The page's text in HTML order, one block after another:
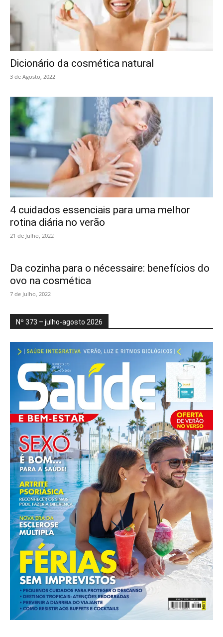
Dicionário da cosmética natural
3 de Agosto, 2022
4 cuidados essenciais para uma melhor
rotina diária no verão
21 de Julho, 2022
Da cozinha para o nécessaire: benefícios do
ovo na cosmética
7 de Julho, 2022
Nº 373 – julho-agosto 2026